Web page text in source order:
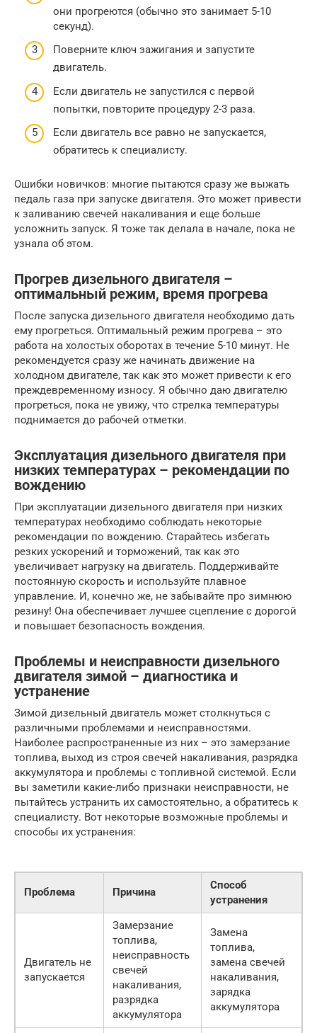
они прогреются (обычно это занимает 5-10
секунд).
Поверните ключ зажигания и запустите
двигатель.
Если двигатель не запустился с первой
попытки, повторите процедуру 2-3 раза.
Если двигатель все равно не запускается,
обратитесь к специалисту.
Ошибки новичков: многие пытаются сразу же выжать
педаль газа при запуске двигателя. Это может привести
к заливанию свечей накаливания и еще больше
усложнить запуск. Я тоже так делала в начале, пока не
узнала об этом.
Прогрев дизельного двигателя –
оптимальный режим, время прогрева
После запуска дизельного двигателя необходимо дать
ему прогреться. Оптимальный режим прогрева – это
работа на холостых оборотах в течение 5-10 минут. Не
рекомендуется сразу же начинать движение на
холодном двигателе, так как это может привести к его
преждевременному износу. Я обычно даю двигателю
прогреться, пока не увижу, что стрелка температуры
поднимается до рабочей отметки.
Эксплуатация дизельного двигателя при
низких температурах – рекомендации по
вождению
При эксплуатации дизельного двигателя при низких
температурах необходимо соблюдать некоторые
рекомендации по вождению. Старайтесь избегать
резких ускорений и торможений, так как это
увеличивает нагрузку на двигатель. Поддерживайте
постоянную скорость и используйте плавное
управление. И, конечно же, не забывайте про зимнюю
резину! Она обеспечивает лучшее сцепление с дорогой
и повышает безопасность вождения.
Проблемы и неисправности дизельного
двигателя зимой – диагностика и
устранение
Зимой дизельный двигатель может столкнуться с
различными проблемами и неисправностями.
Наиболее распространенные из них – это замерзание
топлива, выход из строя свечей накаливания, разрядка
аккумулятора и проблемы с топливной системой. Если
вы заметили какие-либо признаки неисправности, не
пытайтесь устранить их самостоятельно, а обратитесь к
специалисту. Вот некоторые возможные проблемы и
способы их устранения:
Проблема Причина
Способ
устранения
Двигатель не
запускается
Замерзание
топлива,
неисправность
свечей
накаливания,
разрядка
аккумулятора
Замена
топлива,
замена свечей
накаливания,
зарядка
аккумулятора